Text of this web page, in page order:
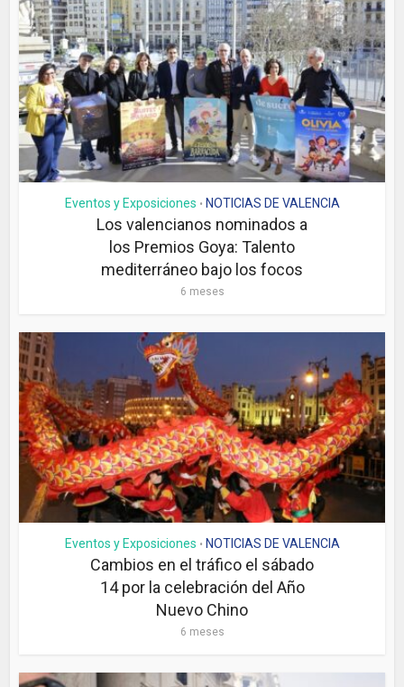
Eventos y Exposiciones • NOTICIAS DE VALENCIA
Los valencianos nominados a
los Premios Goya: Talento
mediterráneo bajo los focos
6 meses
Eventos y Exposiciones • NOTICIAS DE VALENCIA
Cambios en el tráfico el sábado
14 por la celebración del Año
Nuevo Chino
6 meses